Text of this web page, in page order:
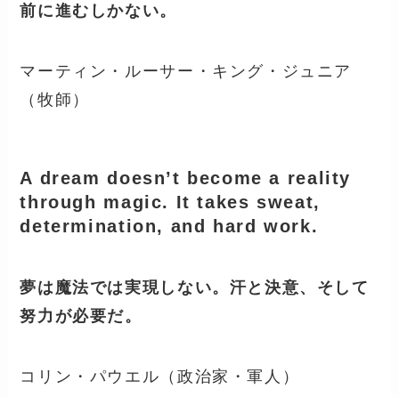
前に進むしかない。
マーティン・ルーサー・キング・ジュニア
（牧師）
A dream doesn’t become a reality
through magic. It takes sweat,
determination, and hard work.
夢は魔法では実現しない。汗と決意、そして
努力が必要だ。
コリン・パウエル（政治家・軍人）